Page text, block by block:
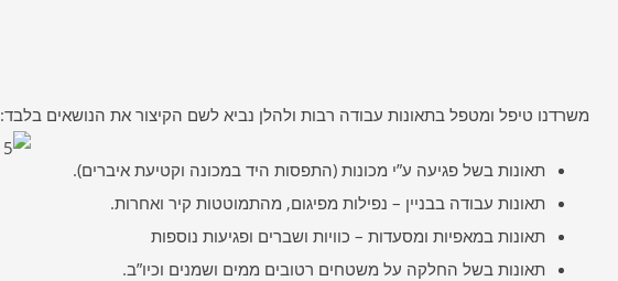
משרדנו טיפל ומטפל בתאונות עבודה רבות ולהלן נביא לשם הקיצור את הנושאים בלבד:
תאונות בשל פגיעה ע”י מכונות (התפסות היד במכונה וקטיעת איברים).
תאונות עבודה בבניין – נפילות מפיגום, מהתמוטטות קיר ואחרות.
תאונות במאפיות ומסעדות – כוויות ושברים ופגיעות נוספות
תאונות בשל החלקה על משטחים רטובים ממים ושמנים וכיו”ב.